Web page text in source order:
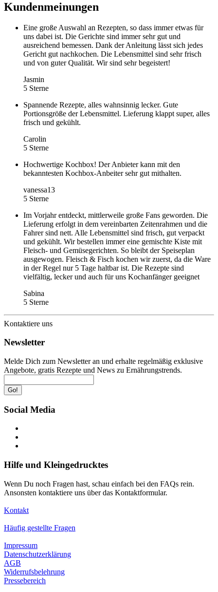
Kundenmeinungen
Eine große Auswahl an Rezepten, so dass immer etwas für
uns dabei ist. Die Gerichte sind immer sehr gut und
ausreichend bemessen. Dank der Anleitung lässt sich jedes
Gericht gut nachkochen. Die Lebensmittel sind sehr frisch
und von guter Qualität. Wir sind sehr begeistert!
Jasmin
5 Sterne
Spannende Rezepte, alles wahnsinnig lecker. Gute
Portionsgröße der Lebensmittel. Lieferung klappt super, alles
frisch und gekühlt.
Carolin
5 Sterne
Hochwertige Kochbox! Der Anbieter kann mit den
bekanntesten Kochbox-Anbeiter sehr gut mithalten.
vanessa13
5 Sterne
Im Vorjahr entdeckt, mittlerweile große Fans geworden. Die
Lieferung erfolgt in dem vereinbarten Zeitenrahmen und die
Fahrer sind nett. Alle Lebensmittel sind frisch, gut verpackt
und gekühlt. Wir bestellen immer eine gemischte Kiste mit
Fleisch- und Gemüsegerichten. So bleibt der Speiseplan
ausgewogen. Fleisch & Fisch kochen wir zuerst, da die Ware
in der Regel nur 5 Tage haltbar ist. Die Rezepte sind
vielfältig, lecker und auch für uns Kochanfänger geeignet
Sabina
5 Sterne
Kontaktiere uns
Newsletter
Melde Dich zum Newsletter an und erhalte regelmäßig exklusive
Angebote, gratis Rezepte und News zu Ernährungstrends.
Go!
Social Media
Hilfe und Kleingedrucktes
Wenn Du noch Fragen hast, schau einfach bei den FAQs rein.
Ansonsten kontaktiere uns über das Kontaktformular.
Kontakt
Häufig gestellte Fragen
Impressum
Datenschutzerklärung
AGB
Widerrufsbelehrung
Pressebereich